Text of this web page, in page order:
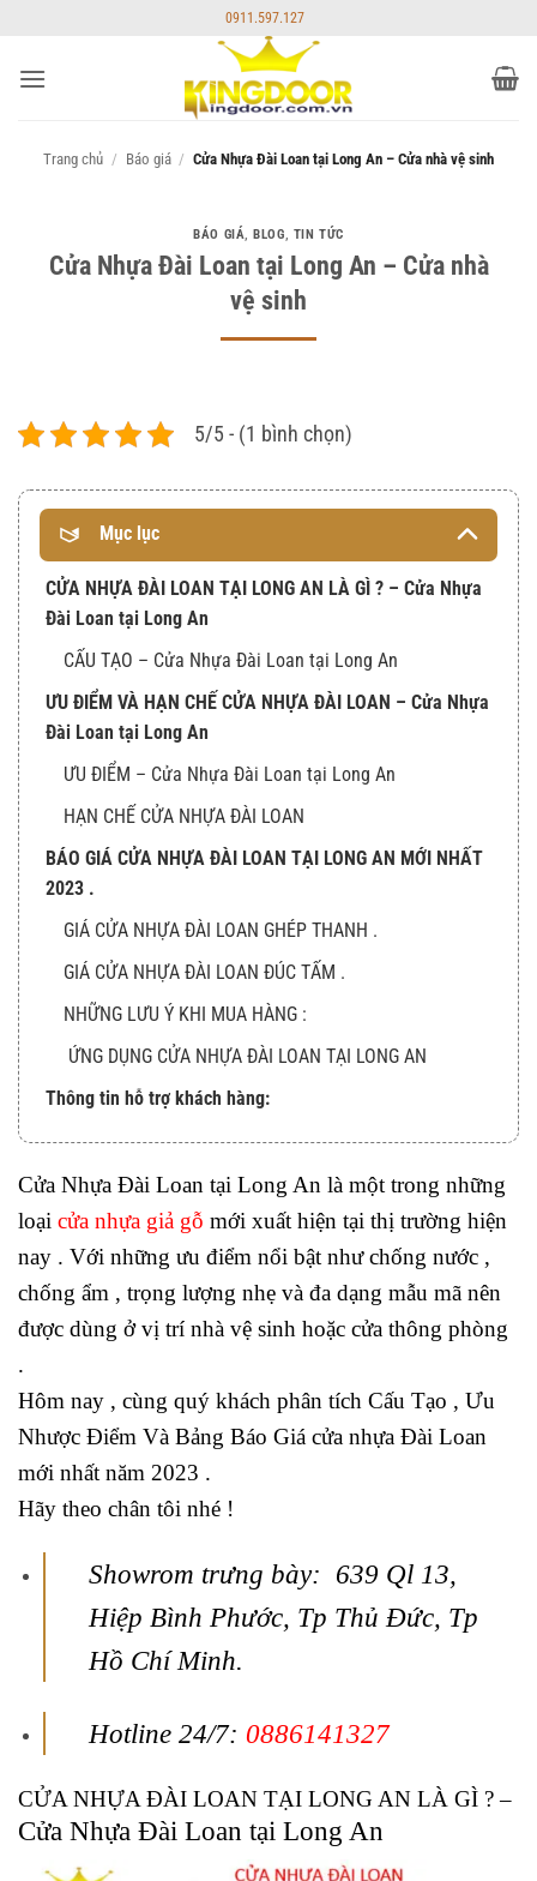
nội
0911.597.127
Trang chủ / Báo giá / Cửa Nhựa Đài Loan tại Long An – Cửa nhà vệ sinh
BÁO GIÁ,BLOG, TIN TỨC
Cửa Nhựa Đài Loan tại Long An – Cửa nhà
vệ sinh
5/5 - (1 bình chọn)
Mục lục
CỬA NHỰA ĐÀI LOAN TẠI LONG AN LÀ GÌ ? – Cửa Nhựa
Đài Loan tại Long An
CẤU TẠO – Cửa Nhựa Đài Loan tại Long An
ƯU ĐIỂM VÀ HẠN CHẾ CỬA NHỰA ĐÀI LOAN – Cửa Nhựa
Đài Loan tại Long An
ƯU ĐIỂM – Cửa Nhựa Đài Loan tại Long An
HẠN CHẾ CỬA NHỰA ĐÀI LOAN
BÁO GIÁ CỬA NHỰA ĐÀI LOAN TẠI LONG AN MỚI NHẤT
2023 .
GIÁ CỬA NHỰA ĐÀI LOAN GHÉP THANH .
GIÁ CỬA NHỰA ĐÀI LOAN ĐÚC TẤM .
NHỮNG LƯU Ý KHI MUA HÀNG :
ỨNG DỤNG CỬA NHỰA ĐÀI LOAN TẠI LONG AN
Thông tin hỗ trợ khách hàng:
Cửa Nhựa Đài Loan tại Long An là một trong những
loại cửa nhựa giả gỗ mới xuất hiện tại thị trường hiện
nay . Với những ưu điểm nổi bật như chống nước ,
chống ẩm , trọng lượng nhẹ và đa dạng mẫu mã nên
được dùng ở vị trí nhà vệ sinh hoặc cửa thông phòng
.
Hôm nay , cùng quý khách phân tích Cấu Tạo , Ưu
Nhược Điểm Và Bảng Báo Giá cửa nhựa Đài Loan
mới nhất năm 2023 .
Hãy theo chân tôi nhé !
Showrom trưng bày: 639 Ql 13,
Hiệp Bình Phước, Tp Thủ Đức, Tp
Hồ Chí Minh.
Hotline 24/7: 0886141327
CỬA NHỰA ĐÀI LOAN TẠI LONG AN LÀ GÌ ? –
Cửa Nhựa Đài Loan tại Long An